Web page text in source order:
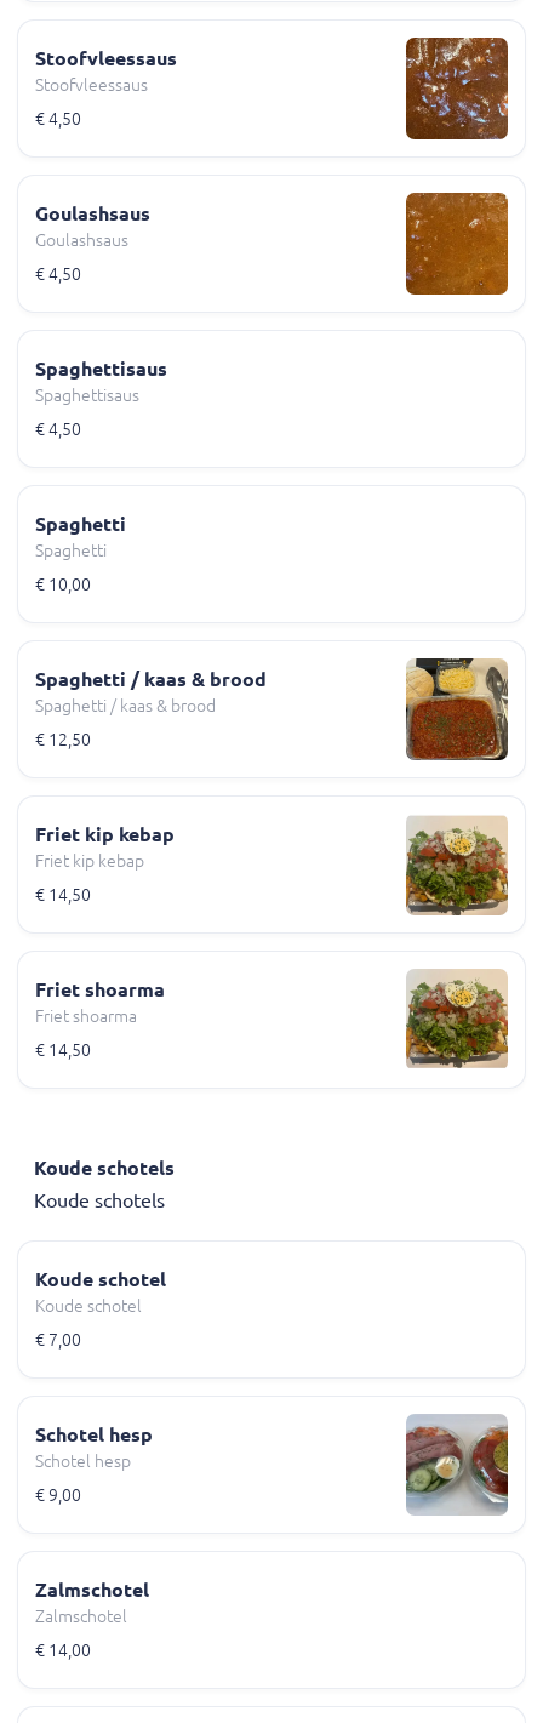
Stoofvleessaus
Stoofvleessaus
€ 4,50
Goulashsaus
Goulashsaus
€ 4,50
Spaghettisaus
Spaghettisaus
€ 4,50
Spaghetti
Spaghetti
€ 10,00
Spaghetti / kaas & brood
Spaghetti / kaas & brood
€ 12,50
Friet kip kebap
Friet kip kebap
€ 14,50
Friet shoarma
Friet shoarma
€ 14,50
Koude schotels
Koude schotels
Koude schotel
Koude schotel
€ 7,00
Schotel hesp
Schotel hesp
€ 9,00
Zalmschotel
Zalmschotel
€ 14,00